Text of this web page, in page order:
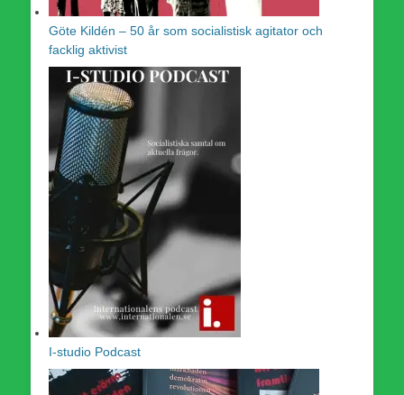
Göte Kildén – 50 år som socialistisk agitator och
facklig aktivist
I-studio Podcast